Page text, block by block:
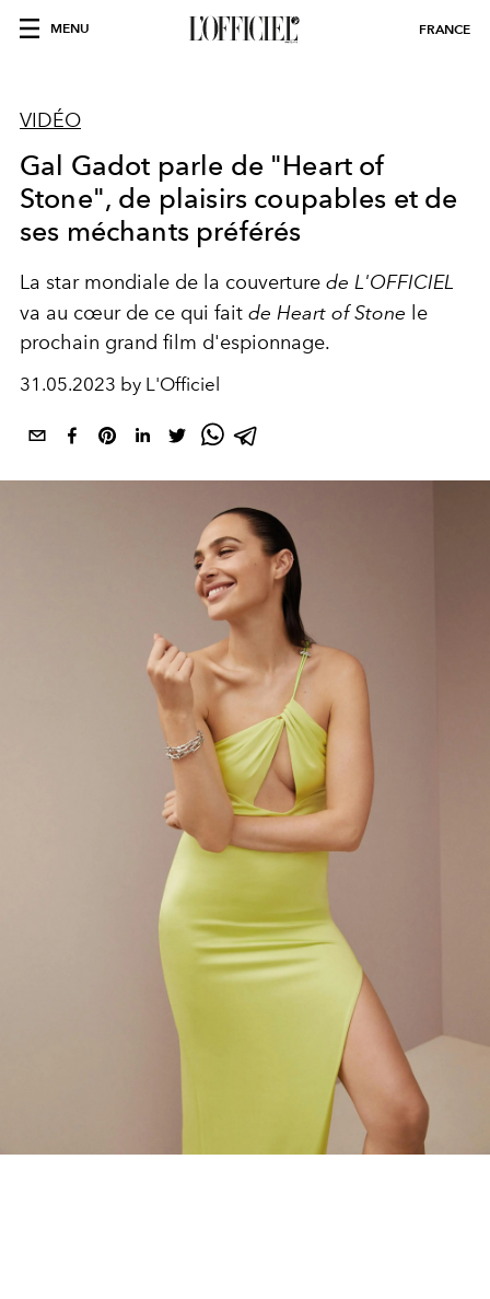
MENU FRANCE
VIDÉO
Gal Gadot parle de "Heart of
Stone", de plaisirs coupables et de
ses méchants préférés
La star mondiale de la couverture de L'OFFICIEL
va au cœur de ce qui fait de Heart of Stone le
prochain grand film d'espionnage.
31.05.2023 by L'Officiel